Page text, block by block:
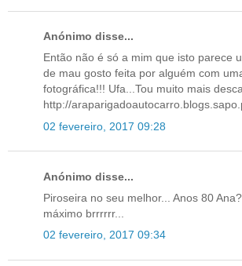
Anónimo disse...
Então não é só a mim que isto parece
de mau gosto feita por alguém com
fotográfica!!! Ufa...Tou muito mais
http://
02 fevereiro, 2017 09:28
Anónimo disse...
Piroseira no seu melhor... Anos 80
máximo brrrrrr...
02 fevereiro, 2017 09:34